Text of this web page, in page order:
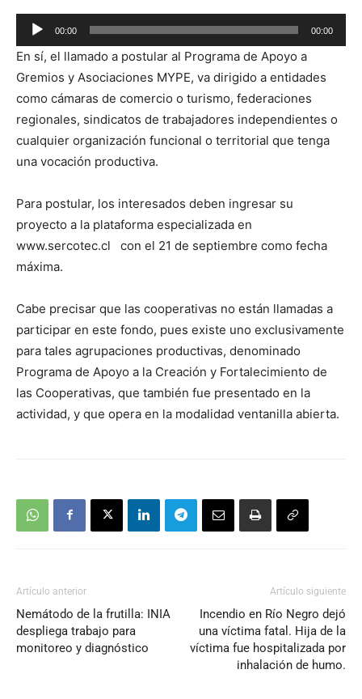
Reproductor
de
audio
00:00 00:00
En sí, el llamado a postular al Programa de Apoyo a
Gremios y Asociaciones MYPE, va dirigido a entidades
como cámaras de comercio o turismo, federaciones
regionales, sindicatos de trabajadores independientes o
cualquier organización funcional o territorial que tenga
una vocación productiva.
Para postular, los interesados deben ingresar su
proyecto a la plataforma especializada en
www.sercotec.cl con el 21 de septiembre como fecha
máxima.
Cabe precisar que las cooperativas no están llamadas a
participar en este fondo, pues existe uno exclusivamente
para tales agrupaciones productivas, denominado
Programa de Apoyo a la Creación y Fortalecimiento de
las Cooperativas, que también fue presentado en la
actividad, y que opera en la modalidad ventanilla abierta.
Artículo anterior
Nemátodo de la frutilla: INIA
despliega trabajo para
monitoreo y diagnóstico
Artículo siguiente
Incendio en Río Negro dejó
una víctima fatal. Hija de la
víctima fue hospitalizada por
inhalación de humo.